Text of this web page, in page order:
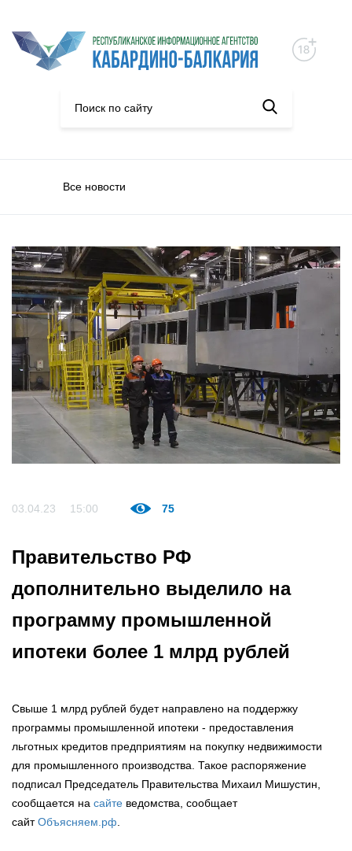
Все новости
Объясняем.рф
03.04.23 15:00 75
Правительство РФ
дополнительно выделило на
программу промышленной
ипотеки более 1 млрд рублей
Свыше 1 млрд рублей будет направлено на поддержку
программы промышленной ипотеки - предоставления
льготных кредитов предприятиям на покупку недвижимости
для промышленного производства. Такое распоряжение
подписал Председатель Правительства Михаил Мишустин,
сообщается на сайте ведомства, сообщает
сайтОбъясняем.рф